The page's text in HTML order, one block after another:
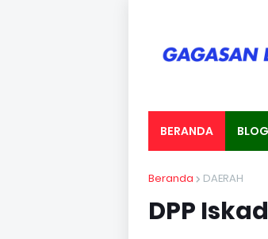
BERANDA BLOG
Beranda DAERAH
DPP